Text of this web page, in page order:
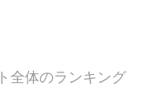
全体のランキング